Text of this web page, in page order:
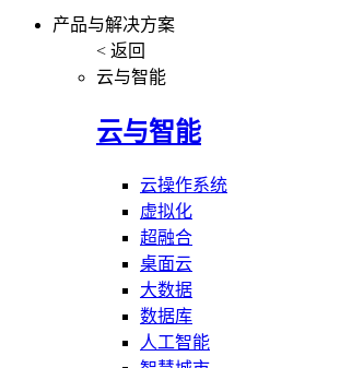
产品与解决方案
< 返回
云与智能
云与智能
云操作系统
虚拟化
超融合
桌面云
大数据
数据库
人工智能